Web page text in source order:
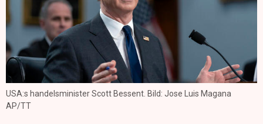
USA:s handelsminister Scott Bessent. Bild: Jose Luis Magana
AP/TT